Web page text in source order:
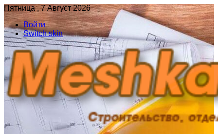
Пятница , 7 Август 2026
Войти
Switch skin